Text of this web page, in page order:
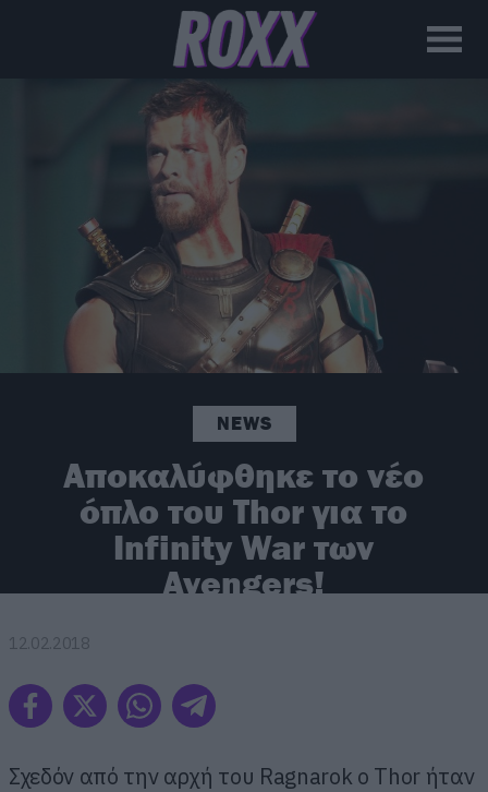
NEWS
Αποκαλύφθηκε το νέο
όπλο του Thor για το
Infinity War των
Avengers!
12.02.2018
Σχεδόν από την αρχή του Ragnarok ο Thor ήταν